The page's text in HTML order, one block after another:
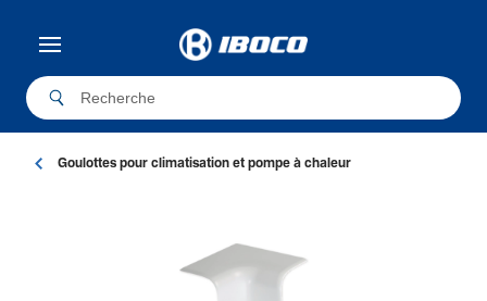
Goulottes pour climatisation et pompe à chaleur